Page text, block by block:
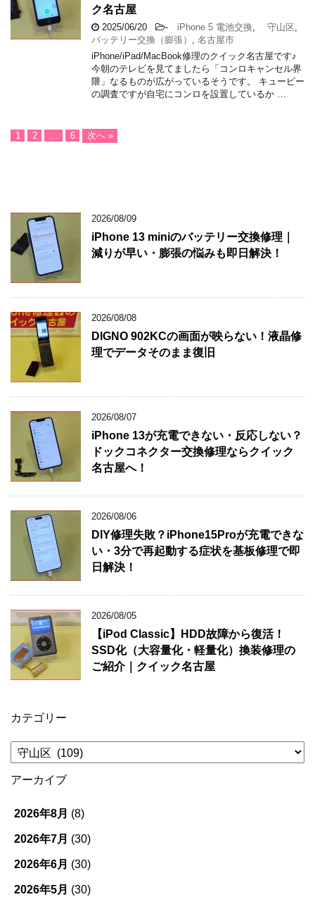
ク名古屋
2025/06/20 - iPhone 5 電池交換 守山区
バッテリー交換（膨張）
名古屋市
iPhone/iPad/MacBook修理のクイック名古屋です♪
今朝のテレビを見てましたら「コンロキャンセル界
隈」なるものが広がっているそうです。 キューピー
の調査ですが自宅にコンロを設置しているか …
1 2 6 次へ »
2026/08/09
iPhone 13 miniのバッテリー交換修理｜
減りが早い・膨張の悩みも即日解決！
2026/08/08
DIGNO 902KCの画面が映らない！液晶修
理でデータそのまま復旧
2026/08/07
iPhone 13が充電できない・反応しない？
ドックコネクター交換修理ならクイック
名古屋へ！
2026/08/06
DIY修理失敗？iPhone15Proが充電できな
い・3分で再起動する症状を基板修理で即
日解決！
2026/08/05
【iPod Classic】HDD故障から復活！
SSD化（大容量化・軽量化）換装修理の
ご紹介｜クイック名古屋
カテゴリー
カ
テ
ゴ
ー
アーカイブ
2026年8月 (8)
2026年7月 (30)
2026年6月 (30)
2026年5月 (30)